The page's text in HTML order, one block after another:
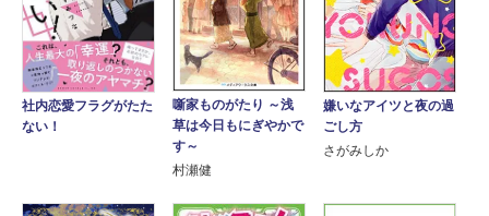
社内恋愛フラグがたた
ない！
噺家ものがたり ～浅
草は今日もにぎやかで
す～
村瀬健
嫌いなアイツと夜の過
ごし方
さがみしか